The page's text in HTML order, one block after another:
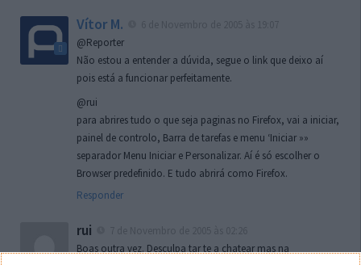
Vítor M.
@Reporter
Não estou a entender a dúvida, segue o link que deixo aí
pois está a funcionar perfeitamente.
@rui
para abrires tudo o que seja paginas no Firefox, vai a iniciar,
painel de controlo, Barra de tarefas e menu ‘Iniciar »»
separador Menu Iniciar e Personalizar. Aí é só escolher o
Browser predefinido. E tudo abrirá como Firefox.
Responder
rui
Boas outra vez. Desculpa tar te a chatear mas na